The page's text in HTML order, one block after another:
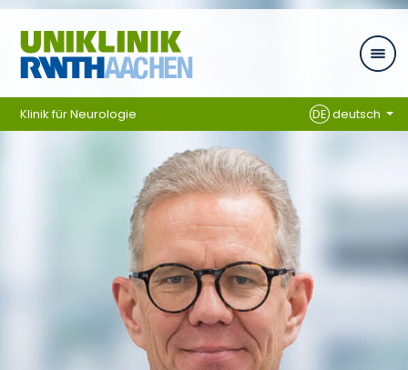
Zum Inhalt springen
Klinik für Neurologie DEdeutsch